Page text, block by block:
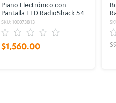
Piano Electrónico con
Pantalla LED RadioShack 54
teclas Negro
SKU: 100073813
$1,560.00